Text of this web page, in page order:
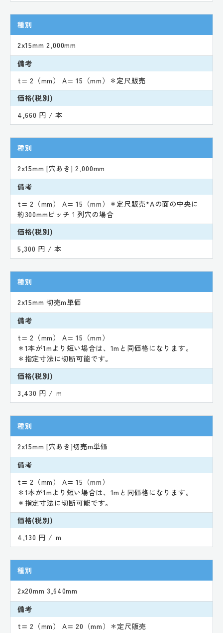
種別
2x15mm 2,000mm
備考
t= 2（mm） A= 15（mm）＊定尺販売
価格(税別)
4,660 円 / 本
種別
2x15mm [穴あき] 2,000mm
備考
t= 2（mm） A= 15（mm）＊定尺販売*Aの面の中央に
約300mmピッチ１列穴の場合
価格(税別)
5,300 円 / 本
種別
2x15mm 切売m単価
備考
t= 2（mm） A= 15（mm）
＊1本が1mより短い場合は、1mと同価格になります。
＊指定寸法に切断可能です。
価格(税別)
3,430 円 / ｍ
種別
2x15mm [穴あき]切売m単価
備考
t= 2（mm） A= 15（mm）
＊1本が1mより短い場合は、1mと同価格になります。
＊指定寸法に切断可能です。
価格(税別)
4,130 円 / ｍ
種別
2x20mm 3,640mm
備考
t= 2（mm） A= 20（mm）＊定尺販売